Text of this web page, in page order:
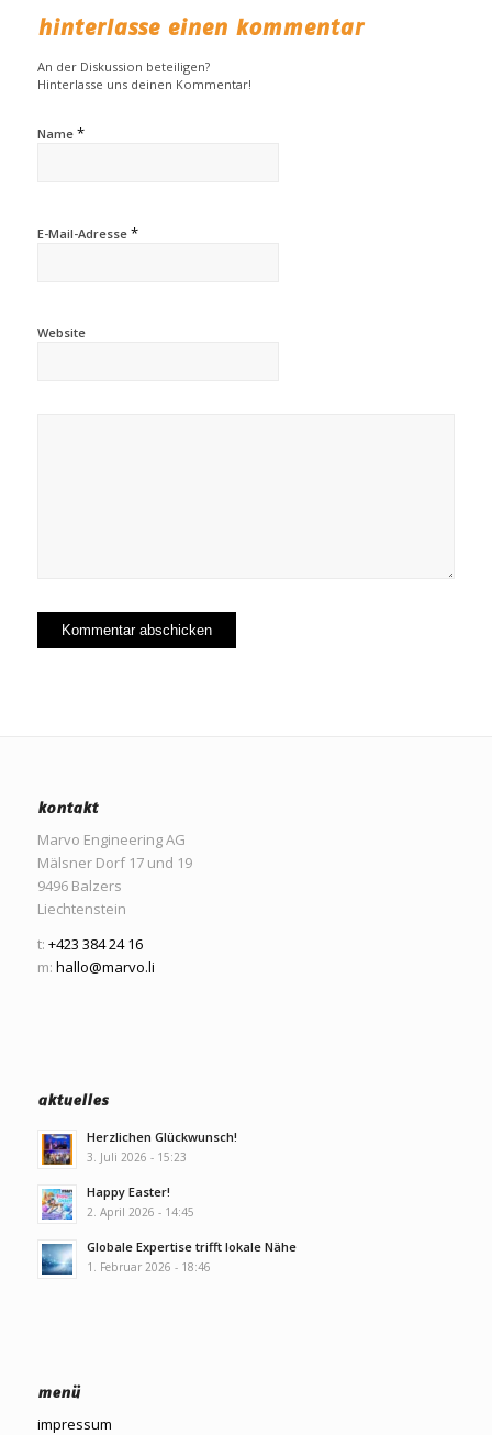
hinterlasse einen kommentar
An der Diskussion beteiligen?
Hinterlasse uns deinen Kommentar!
Name *
E-Mail-Adresse *
Website
kontakt
Marvo Engineering AG
Mälsner Dorf 17 und 19
9496 Balzers
Liechtenstein
t: +423 384 24 16
m: hallo@marvo.li
aktuelles
Herzlichen Glückwunsch!
3. Juli 2026 - 15:23
Happy Easter!
2. April 2026 - 14:45
Globale Expertise trifft lokale Nähe
1. Februar 2026 - 18:46
menü
impressum